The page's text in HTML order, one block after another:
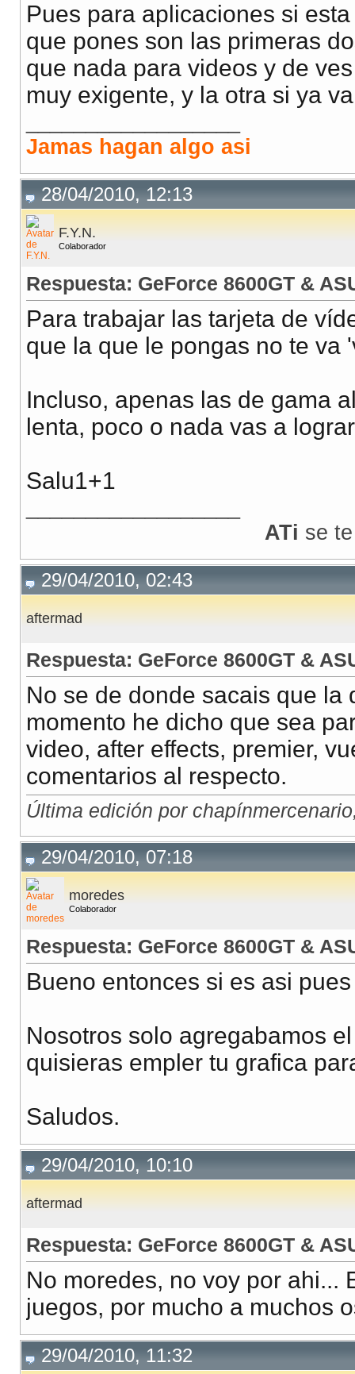
Pues para aplicaciones si
que pones son las primeras
que nada para videos y de
muy exigente, y la otra si ya
Jamas hagan algo asi
28/04/2010, 12:13
F.Y.N.
Colaborador
Respuesta: GeForce 8600GT &
Para trabajar las tarjeta de
que la que le pongas no te va
Incluso, apenas las de gama
lenta, poco o nada vas a
Salu1+1
ATi se
29/04/2010, 02:43
aftermad
Respuesta: GeForce 8600GT &
No se de donde sacais que
momento he dicho que sea
video, after effects, premier,
comentarios al respecto.
Última edición por
29/04/2010, 07:18
moredes
Colaborador
Respuesta: GeForce 8600GT &
Bueno entonces si es asi
Nosotros solo agregabamos
quisieras empler tu grafica
Saludos.
29/04/2010, 10:10
aftermad
Respuesta: GeForce 8600GT &
No moredes, no voy por ahi...
juegos, por mucho a muchos
29/04/2010, 11:32